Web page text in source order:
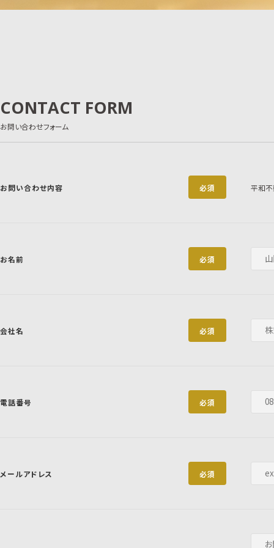
CONTACT FORM
お問い合わせフォーム
お問い合わせ内容 必須 平和不
お名前 必須
会社名 必須
電話番号 必須
メールアドレス 必須